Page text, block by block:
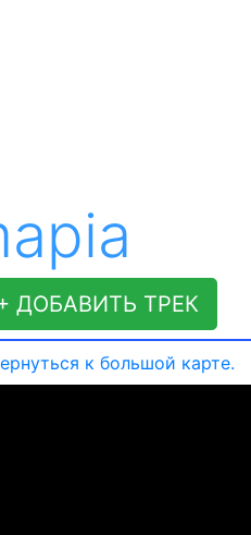
ДОБАВИТЬ ТРЕК
к большой карте.